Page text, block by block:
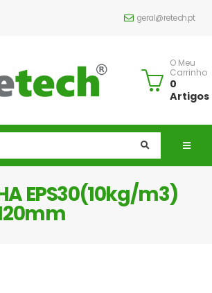
geral@retech.pt
O Meu
Carrinho
0
Artigos
EPS30(10kg/m3)